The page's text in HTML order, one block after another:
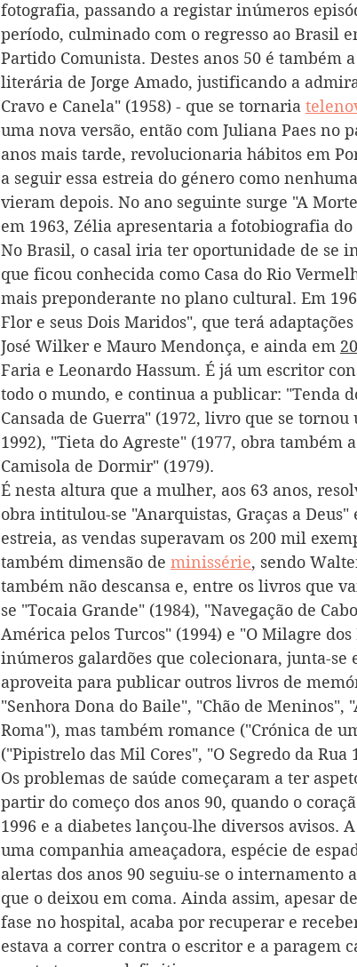
fotografia, passando a registar inúmeros
período, culminado com o regresso ao Brasil
Partido Comunista. Destes anos 50 é
literária de Jorge Amado, justificando a
Cravo e Canela" (1958) - que se tornaria
uma nova versão, então com Juliana Paes no
anos mais tarde, revolucionaria hábitos em
a seguir essa estreia do género como
vieram depois. No ano seguinte surge "A
em 1963, Zélia apresentaria a fotobiografia
No Brasil, o casal iria ter oportunidade de se
que ficou conhecida como Casa do Rio
mais preponderante no plano cultural. Em
Flor e seus Dois Maridos", que terá
José Wilker e Mauro Mendonça, e ainda em
Faria e Leonardo Hassum. É já um escritor
todo o mundo, e continua a publicar: "Tenda
Cansada de Guerra" (1972, livro que se
1992), "Tieta do Agreste" (1977, obra também
Camisola de Dormir" (1979).
É nesta altura que a mulher, aos 63 anos,
obra intitulou-se "Anarquistas, Graças a Deus"
estreia, as vendas superavam os 200 mil
também dimensão de minissérie, sendo
também não descansa e, entre os livros que
se "Tocaia Grande" (1984), "Navegação de
América pelos Turcos" (1994) e "O Milagre dos
inúmeros galardões que colecionara, junta-se
aproveita para publicar outros livros de
"Senhora Dona do Baile", "Chão de Meninos",
Roma"), mas também romance ("Crónica de
("Pipistrelo das Mil Cores", "O Segredo da Rua
Os problemas de saúde começaram a ter
partir do começo dos anos 90, quando o
1996 e a diabetes lançou-lhe diversos avisos.
uma companhia ameaçadora, espécie de
alertas dos anos 90 seguiu-se o internamento
que o deixou em coma. Ainda assim, apesar
fase no hospital, acaba por recuperar e
estava a correr contra o escritor e a paragem